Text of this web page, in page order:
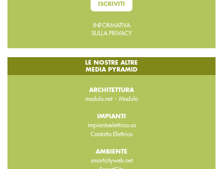
ISCRIVITI
INFORMATIVA
SULLA PRIVACY
LE NOSTRE ALTRE
MEDIA PYRAMID
ARCHITETTURA
modulo.net - Modulo
IMPIANTI
impiantoelettrico.co
Contatto Elettrico
AMBIENTE
smartcityweb.net